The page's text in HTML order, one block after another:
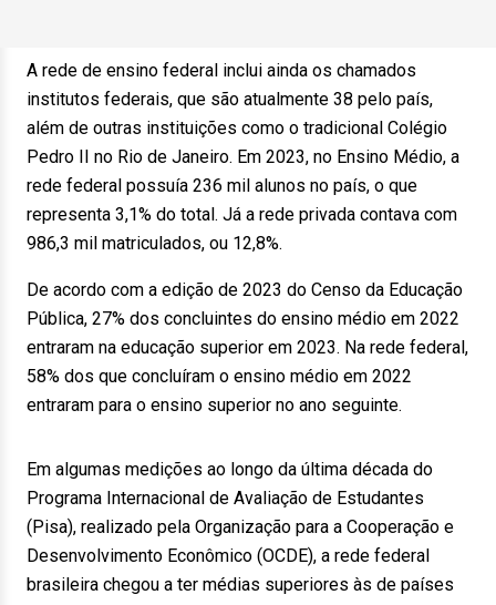
A rede de ensino federal inclui ainda os chamados
institutos federais, que são atualmente 38 pelo país,
além de outras instituições como o tradicional Colégio
Pedro II no Rio de Janeiro. Em 2023, no Ensino Médio, a
rede federal possuía 236 mil alunos no país, o que
representa 3,1% do total. Já a rede privada contava com
986,3 mil matriculados, ou 12,8%.
De acordo com a edição de 2023 do Censo da Educação
Pública, 27% dos concluintes do ensino médio em 2022
entraram na educação superior em 2023. Na rede federal,
58% dos que concluíram o ensino médio em 2022
entraram para o ensino superior no ano seguinte.
Em algumas medições ao longo da última década do
Programa Internacional de Avaliação de Estudantes
(Pisa), realizado pela Organização para a Cooperação e
Desenvolvimento Econômico (OCDE), a rede federal
brasileira chegou a ter médias superiores às de países